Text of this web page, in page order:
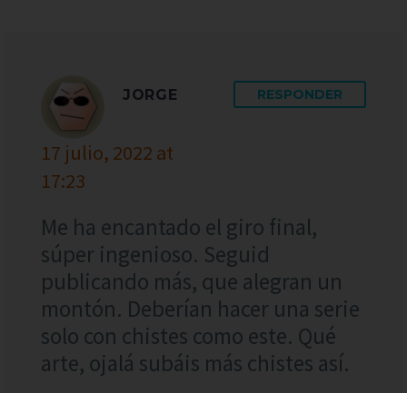
JORGE
17 julio, 2022 at
17:23
RESPONDER
Me ha encantado el giro final,
súper ingenioso. Seguid
publicando más, que alegran un
montón. Deberían hacer una serie
solo con chistes como este. Qué
arte, ojalá subáis más chistes así.